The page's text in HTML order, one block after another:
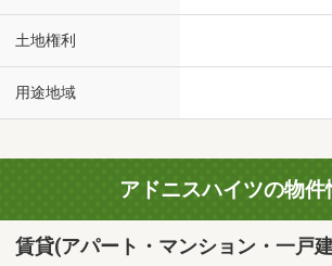
土地権利
用途地域
アドニスハイツの物件
賃貸(アパート・マンション・一戸